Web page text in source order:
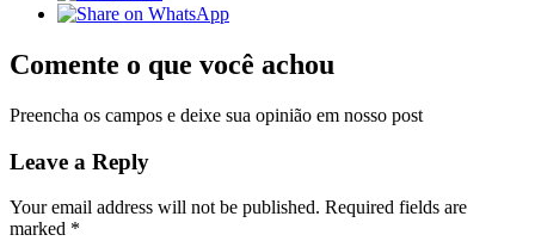
Comente o que você achou
Preencha os campos e deixe sua opinião em nosso post
Leave a Reply
Your email address will not be published. Required fields are
marked *